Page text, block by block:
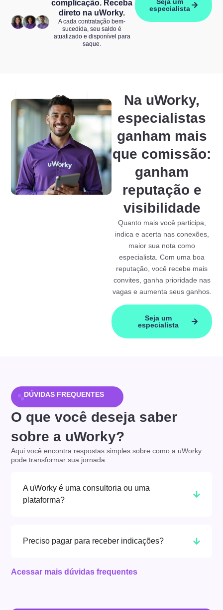
complicação. Receba
direto na uWorky.
A cada contratação bem-
sucedida, seu saldo é
atualizado e disponível para
saque.
Seja um
especialista
Na uWorky,
especialistas
ganham mais
que comissão:
ganham
reputação e
visibilidade
Quanto mais você participa,
indica e acerta nas conexões,
maior sua nota como
especialista. Com uma boa
reputação, você recebe mais
convites, ganha prioridade nas
vagas e aumenta seus ganhos.
Seja um
especialista
DÚVIDAS FREQUENTES
O que você deseja saber
sobre a uWorky?
Aqui você encontra respostas simples sobre como a uWorky
pode transformar sua jornada.
A uWorky é uma consultoria ou uma
plataforma?
Preciso pagar para receber indicações?
Acessar mais dúvidas frequentes